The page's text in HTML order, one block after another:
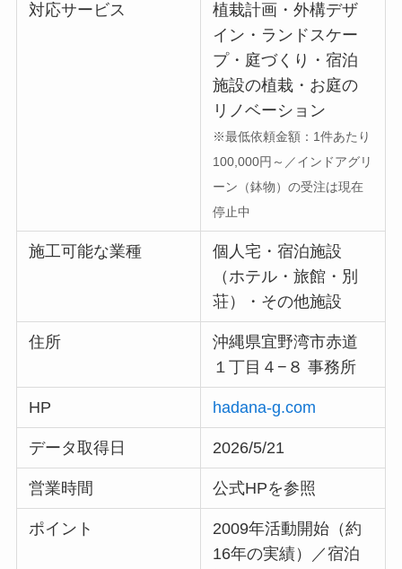
対応サービス
植栽計画・外構デザ
イン・ランドスケー
プ・庭づくり・宿泊
施設の植栽・お庭の
リノベーション
※最低依頼金額：1件あたり
100,000円～／インドアグリ
ーン（鉢物）の受注は現在
停止中
施工可能な業種
個人宅・宿泊施設
（ホテル・旅館・別
荘）・その他施設
住所
沖縄県宜野湾市赤道
１丁目４−８ 事務所
HP hadana-g.com
データ取得日 2026/5/21
営業時間 公式HPを参照
ポイント
2009年活動開始（約
16年の実績）／宿泊